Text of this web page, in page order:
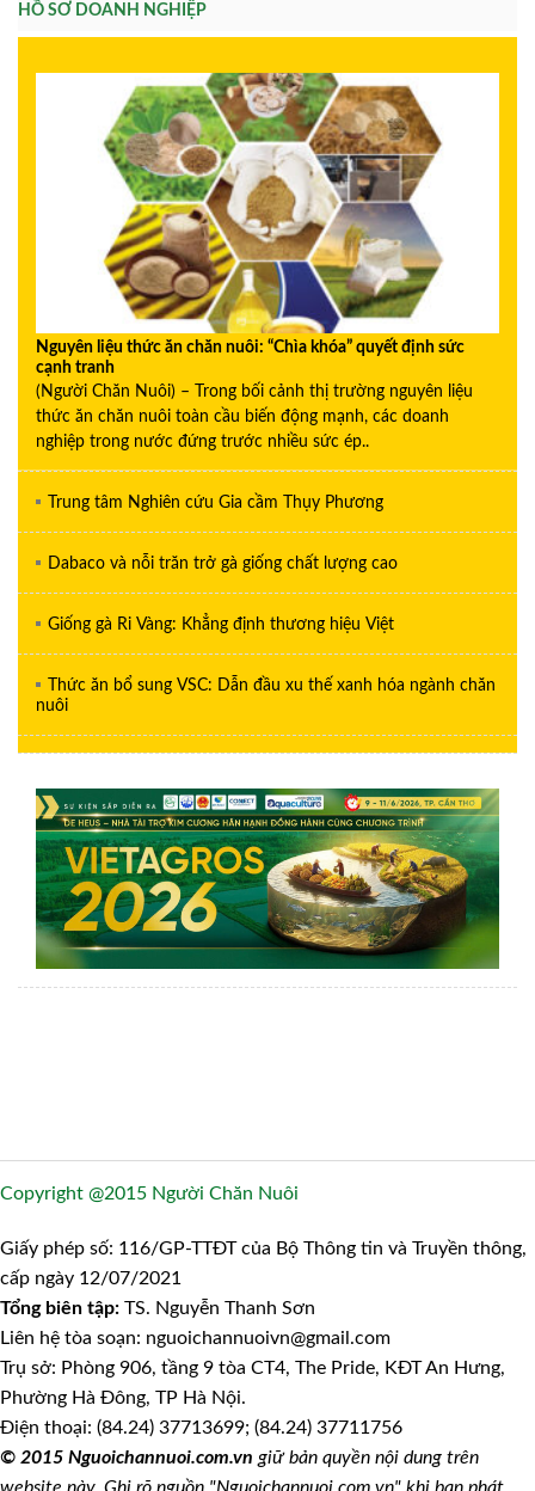
HỒ SƠ DOANH NGHIỆP
Nguyên liệu thức ăn chăn nuôi: “Chìa khóa” quyết định sức
cạnh tranh
(Người Chăn Nuôi) – Trong bối cảnh thị trường nguyên liệu
thức ăn chăn nuôi toàn cầu biến động mạnh, các doanh
nghiệp trong nước đứng trước nhiều sức ép..
Trung tâm Nghiên cứu Gia cầm Thụy Phương
Dabaco và nỗi trăn trở gà giống chất lượng cao
Giống gà Ri Vàng: Khẳng định thương hiệu Việt
Thức ăn bổ sung VSC: Dẫn đầu xu thế xanh hóa ngành chăn
nuôi
Copyright @2015 Người Chăn Nuôi
Giấy phép số: 116/GP-TTĐT của Bộ Thông tin và Truyền thông,
cấp ngày 12/07/2021
Tổng biên tập: TS. Nguyễn Thanh Sơn
Liên hệ tòa soạn: nguoichannuoivn@gmail.com
Trụ sở: Phòng 906, tầng 9 tòa CT4, The Pride, KĐT An Hưng,
Phường Hà Đông, TP Hà Nội.
Điện thoại: (84.24) 37713699; (84.24) 37711756
© 2015 Nguoichannuoi.com.vn giữ bản quyền nội dung trên